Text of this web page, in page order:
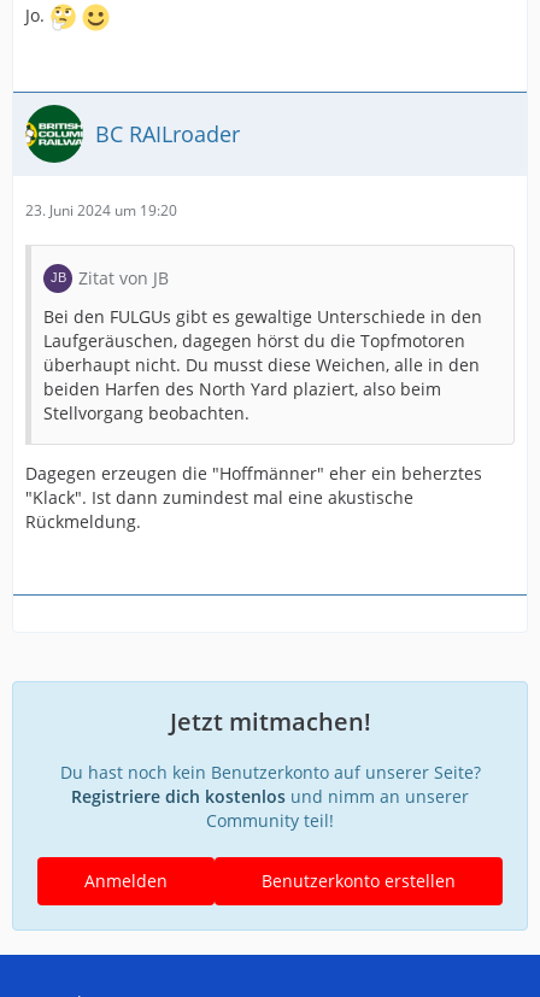
Jo.
BC RAILroader
23. Juni 2024 um 19:20
Zitat von JB
Bei den FULGUs gibt es gewaltige Unterschiede in den
Laufgeräuschen, dagegen hörst du die Topfmotoren
überhaupt nicht. Du musst diese Weichen, alle in den
beiden Harfen des North Yard plaziert, also beim
Stellvorgang beobachten.
Dagegen erzeugen die "Hoffmänner" eher ein beherztes
"Klack". Ist dann zumindest mal eine akustische
Rückmeldung.
Jetzt mitmachen!
Du hast noch kein Benutzerkonto auf unserer Seite?
Registriere dich kostenlos und nimm an unserer
Community teil!
Benutzerkonto erstellen
Anmelden